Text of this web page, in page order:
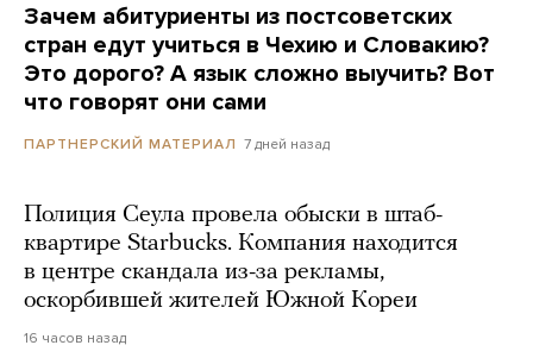
Зачем абитуриенты из постсоветских
стран едут учиться в Чехию и Словакию?
Это дорого? А язык сложно выучить? Вот
что говорят они сами
ПАРТНЕРСКИЙ МАТЕРИАЛ 7 дней назад
Полиция Сеула провела обыски в штаб-
квартире Starbucks. Компания находится
в центре скандала из-за рекламы,
оскорбившей жителей Южной Кореи
16 часов назад